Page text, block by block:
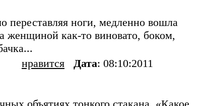
переставляя ноги, медленно вошла
как-то виновато, боком,
нравится Дата: 08:10:2011